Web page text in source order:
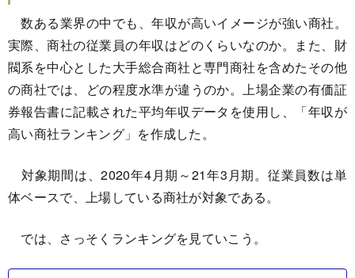
数ある業界の中でも、年収が高いイメージが強い商社。
実際、商社の従業員の年収はどのくらいなのか。また、財
閥系を中心とした大手総合商社と専門商社を含めたその他
の商社では、どの程度水準が違うのか。上場企業の有価証
券報告書に記載された平均年収データを使用し、「年収が
高い商社ランキング」を作成した。
対象期間は、2020年4月期～21年3月期。従業員数は単
体ベースで、上場している商社が対象である。
では、さっそくランキングを見ていこう。